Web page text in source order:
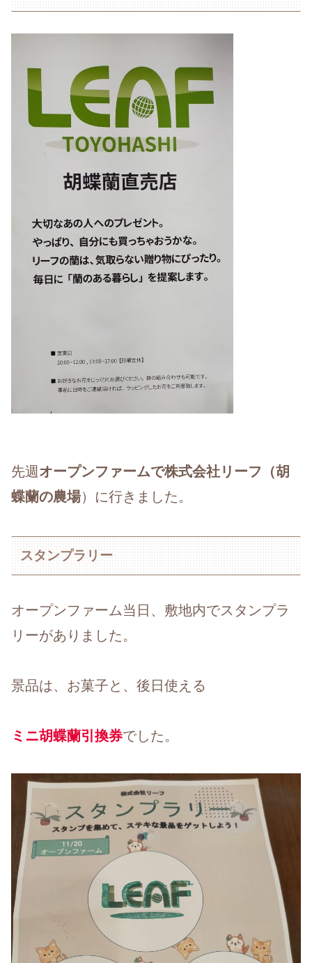
先週 オープンファームで株式会社リーフ（胡
蝶蘭の農場）に行きました。
スタンプラリー
オープンファーム当日、敷地内でスタンプラ
リーがありました。
景品は、お菓子と、後日使える
ミニ胡蝶蘭引換券でした。